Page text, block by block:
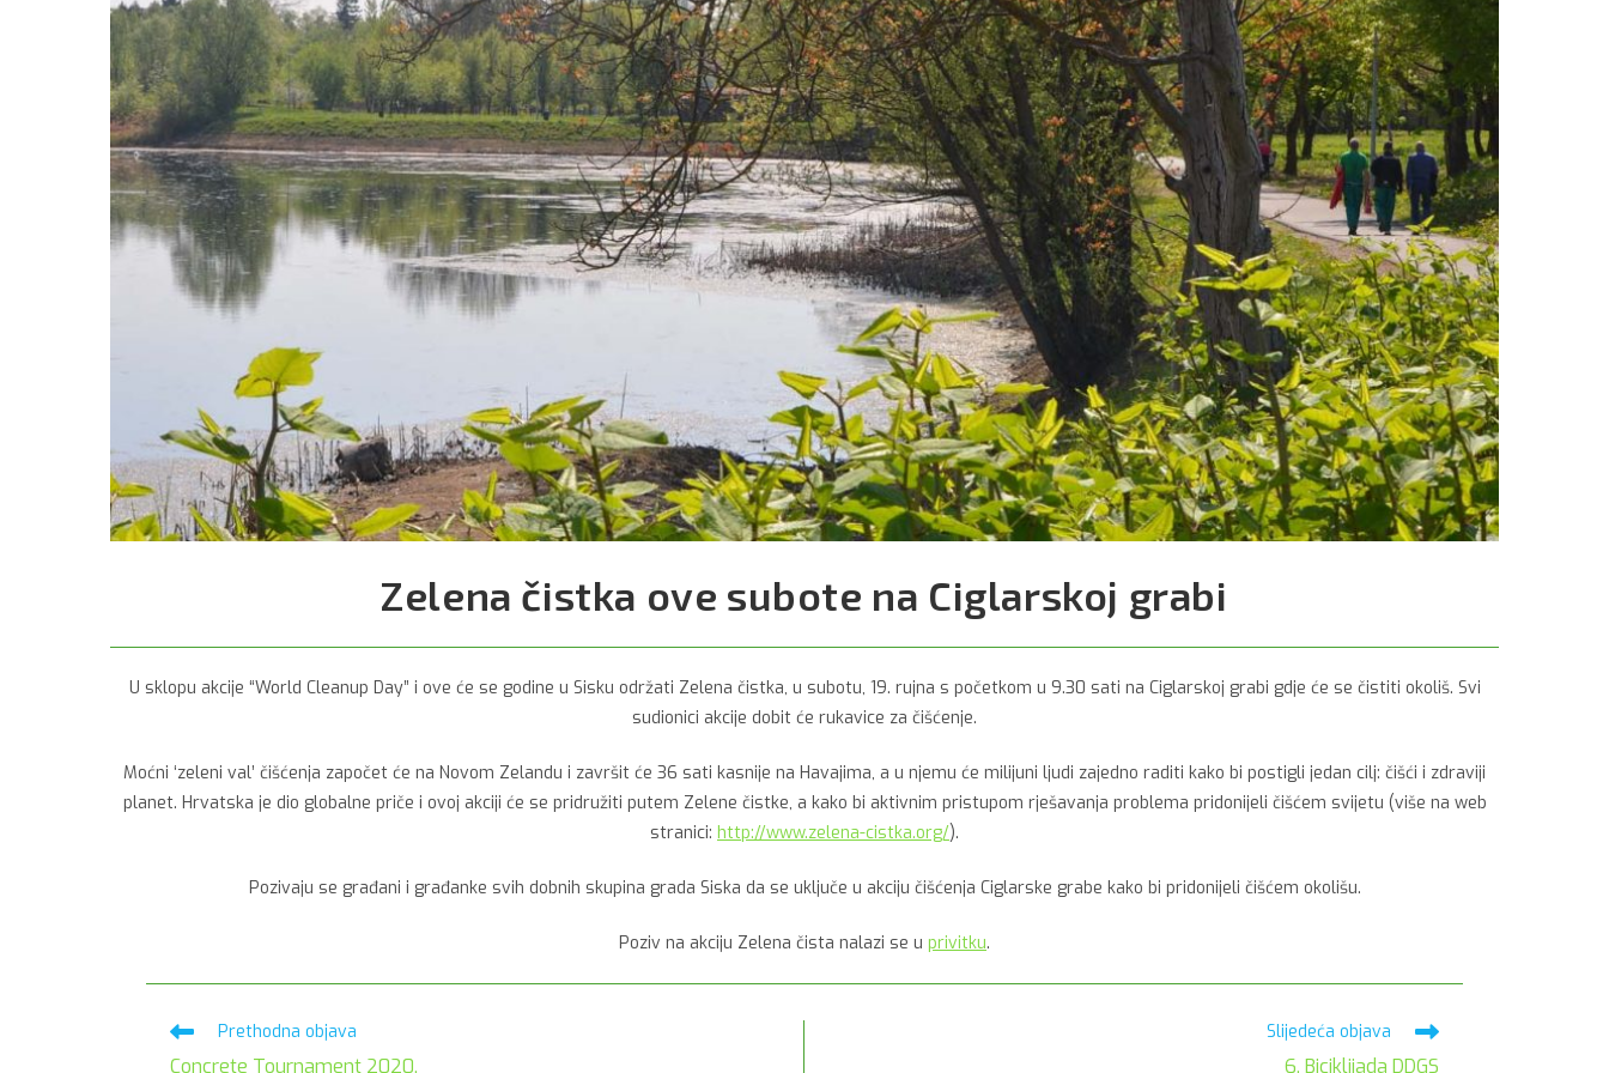
Zelena čistka ove subote na Ciglarskoj grabi
U sklopu akcije “World Cleanup Day” i ove će se godine u Sisku održati Zelena čistka, u subotu, 19. rujna s početkom u 9.30 sati na Ciglarskoj grabi gdje će se čistiti okoliš. Svi
sudionici akcije dobit će rukavice za čišćenje.
Moćni ‘zeleni val’ čišćenja započet će na Novom Zelandu i završit će 36 sati kasnije na Havajima, a u njemu će milijuni ljudi zajedno raditi kako bi postigli jedan cilj: čišći i zdraviji
planet. Hrvatska je dio globalne priče i ovoj akciji će se pridružiti putem Zelene čistke, a kako bi aktivnim pristupom rješavanja problema pridonijeli čišćem svijetu (više na web
stranici: http://www.zelena-cistka.org/).
Pozivaju se građani i građanke svih dobnih skupina grada Siska da se uključe u akciju čišćenja Ciglarske grabe kako bi pridonijeli čišćem okolišu.
Poziv na akciju Zelena čista nalazi se u privitku.
PročitajPrethodna objava
Concrete Tournament 2020.
Slijedeća objava
6. Biciklijada DDGS